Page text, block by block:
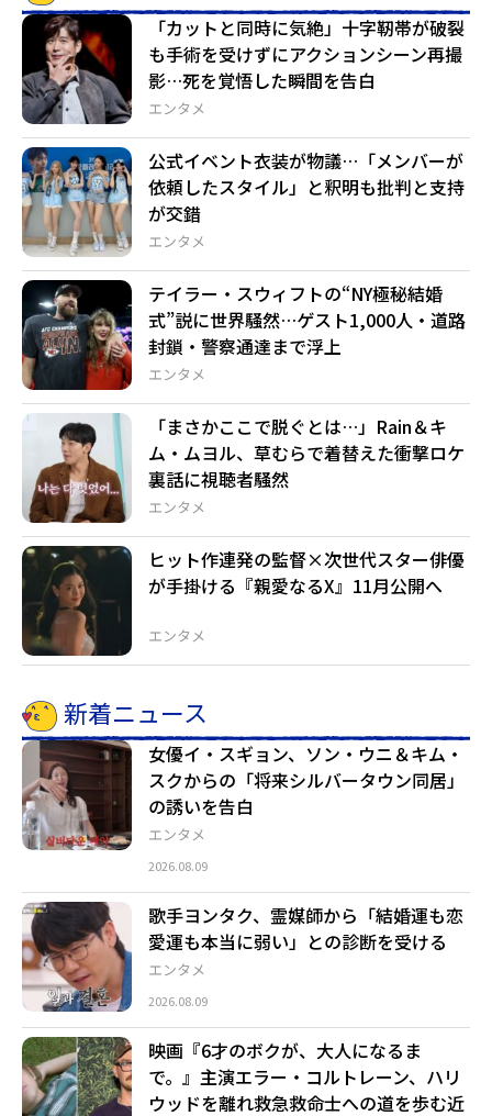
エンタメ
「カットと同時に気絶」十字靭帯が破裂
も手術を受けずにアクションシーン再撮
影…死を覚悟した瞬間を告白
エンタメ
公式イベント衣装が物議…「メンバーが
依頼したスタイル」と釈明も批判と支持
が交錯
エンタメ
テイラー・スウィフトの“NY極秘結婚
式”説に世界騒然…ゲスト1,000人・道路
封鎖・警察通達まで浮上
エンタメ
「まさかここで脱ぐとは…」Rain＆キ
ム・ムヨル、草むらで着替えた衝撃ロケ
裏話に視聴者騒然
エンタメ
ヒット作連発の監督×次世代スター俳優
が手掛ける『親愛なるX』11月公開へ
新着ニュース
エンタメ
女優イ・スギョン、ソン・ウニ＆キム・
スクからの「将来シルバータウン同居」
の誘いを告白
2026.08.09
エンタメ
歌手ヨンタク、霊媒師から「結婚運も恋
愛運も本当に弱い」との診断を受ける
2026.08.09
映画『6才のボクが、大人になるま
で。』主演エラー・コルトレーン、ハリ
ウッドを離れ救急救命士への道を歩む近